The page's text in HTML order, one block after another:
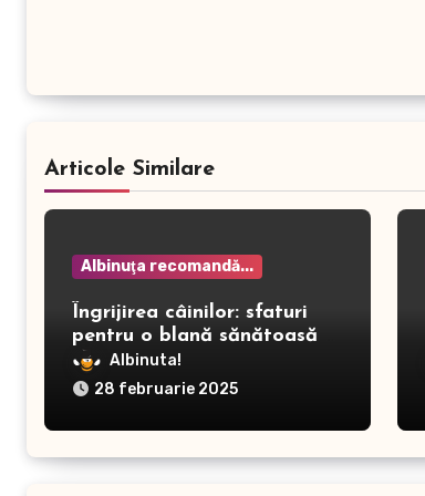
Articole Similare
Albinuţa recomandă...
Îngrijirea câinilor: sfaturi
pentru o blană sănătoasă și
prevenirea dermatitei
Albinuta!
28 februarie 2025